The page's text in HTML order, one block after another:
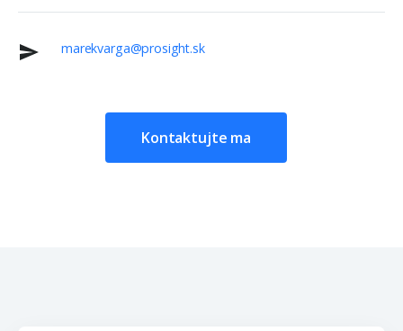
marekvarga@prosight.sk
Kontaktujte ma